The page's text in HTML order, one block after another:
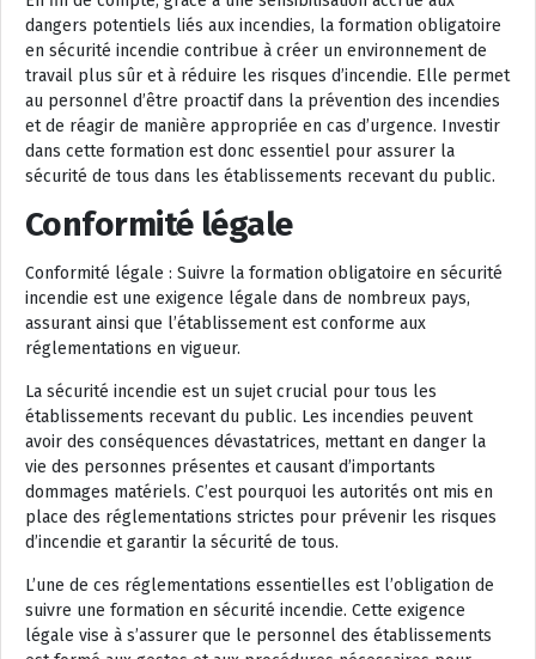
dangers potentiels liés aux incendies, la formation obligatoire
en sécurité incendie contribue à créer un environnement de
travail plus sûr et à réduire les risques d’incendie. Elle permet
au personnel d’être proactif dans la prévention des incendies
et de réagir de manière appropriée en cas d’urgence. Investir
dans cette formation est donc essentiel pour assurer la
sécurité de tous dans les établissements recevant du public.
Conformité légale
Conformité légale : Suivre la formation obligatoire en sécurité
incendie est une exigence légale dans de nombreux pays,
assurant ainsi que l’établissement est conforme aux
réglementations en vigueur.
La sécurité incendie est un sujet crucial pour tous les
établissements recevant du public. Les incendies peuvent
avoir des conséquences dévastatrices, mettant en danger la
vie des personnes présentes et causant d’importants
dommages matériels. C’est pourquoi les autorités ont mis en
place des réglementations strictes pour prévenir les risques
d’incendie et garantir la sécurité de tous.
L’une de ces réglementations essentielles est l’obligation de
suivre une formation en sécurité incendie. Cette exigence
légale vise à s’assurer que le personnel des établissements